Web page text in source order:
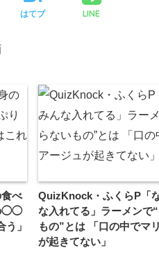
はてブ LINE
べ
◯◯
」
QuizKnock・ふくらP「
な入れてる」ラーメンで
もの”とは 「口の中でマ
が起きてない」